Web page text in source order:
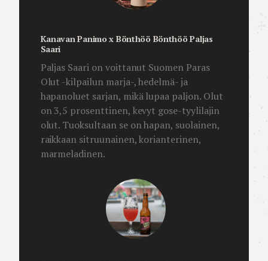
Kanavan Panimo x Bönthöö Bönthöö Paljas
Saari
Paljas Saari on voittanut Suomen Paras
Olut -kilpailun marja-, hedelmä- ja
hapanoluet sarjan, mikä lupaa paljon. Olut
on 3,5 prosenttinen, kevyt gose-tyylilajin
olut. Tuoksultaan se on hapan, suolainen,
raikkaan sitruunainen, korianterinen,
marmeladinen.